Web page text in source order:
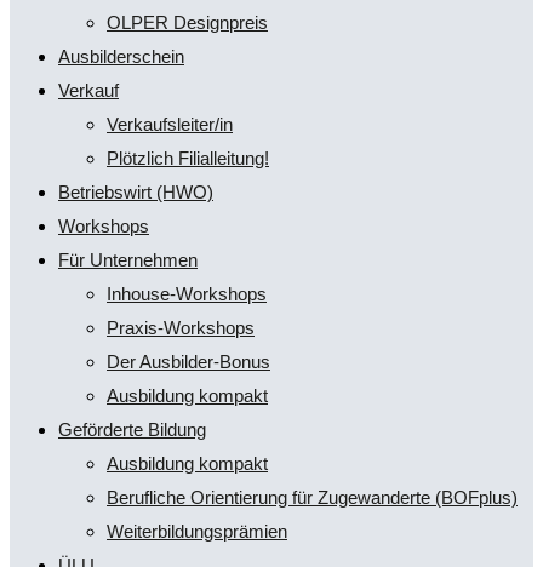
OLPER Designpreis
Ausbilderschein
Verkauf
Verkaufsleiter/in
Plötzlich Filialleitung!
Betriebswirt (HWO)
Workshops
Für Unternehmen
Inhouse-Workshops
Praxis-Workshops
Der Ausbilder-Bonus
Ausbildung kompakt
Geförderte Bildung
Ausbildung kompakt
Berufliche Orientierung für Zugewanderte (BOFplus)
Weiterbildungsprämien